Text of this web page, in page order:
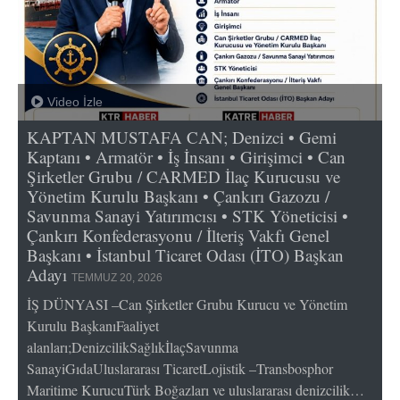
Video İzle
KAPTAN MUSTAFA CAN; Denizci • Gemi
Kaptanı • Armatör • İş İnsanı • Girişimci • Can
Şirketler Grubu / CARMED İlaç Kurucusu ve
Yönetim Kurulu Başkanı • Çankırı Gazozu /
Savunma Sanayi Yatırımcısı • STK Yöneticisi •
Çankırı Konfederasyonu / İlteriş Vakfı Genel
Başkanı • İstanbul Ticaret Odası (İTO) Başkan
Adayı TEMMUZ 20, 2026
İŞ DÜNYASI –Can Şirketler Grubu Kurucu ve Yönetim
Kurulu BaşkanıFaaliyet
alanları;DenizcilikSağlıkİlaçSavunma
SanayiGıdaUluslararası TicaretLojistik –Transbosphor
Maritime KurucuTürk Boğazları ve uluslararası denizcilik…